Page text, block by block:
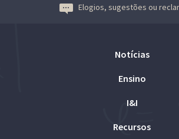
Elogios, sugestões ou
Notícias
Ensino
I&I
Recursos